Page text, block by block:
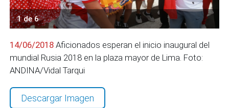
1 de 6
14/06/2018 Aficionados esperan el inicio inaugural del
mundial Rusia 2018 en la plaza mayor de Lima. Foto:
ANDINA/Vidal Tarqui
Descargar Imagen